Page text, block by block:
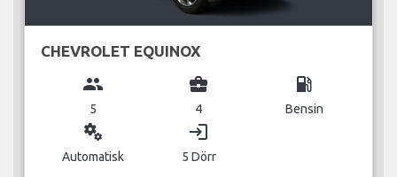
CHEVROLET EQUINOX
group
5
business_center
4
local_gas_station
Bensin
miscellaneous_services
Automatisk
login
5 Dörr